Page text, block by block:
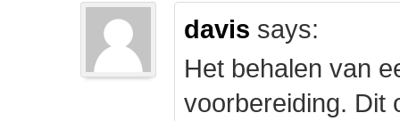
davis says:
Het behalen van
voorbereiding. Dit